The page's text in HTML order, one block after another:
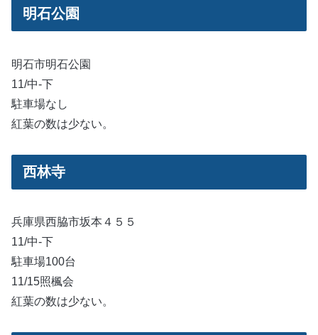
明石公園
明石市明石公園
11/中-下
駐車場なし
紅葉の数は少ない。
西林寺
兵庫県西脇市坂本４５５
11/中-下
駐車場100台
11/15照楓会
紅葉の数は少ない。